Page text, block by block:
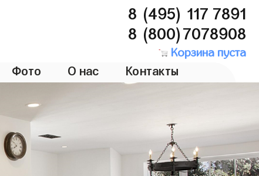
8 (495) 117 7891
8 (800)7078908
Корзина пуста
Фото О нас Контакты